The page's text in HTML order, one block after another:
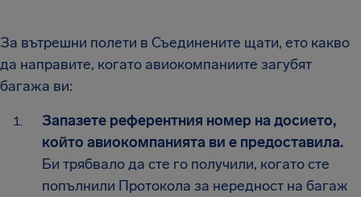
За вътрешни полети в Съединените щати, ето какво
да направите, когато авиокомпаниите загубят
багажа ви:
Запазете референтния номер на досието,
който авиокомпанията ви е предоставила.
Би трябвало да сте го получили, когато сте
попълнили Протокола за нередност на багаж